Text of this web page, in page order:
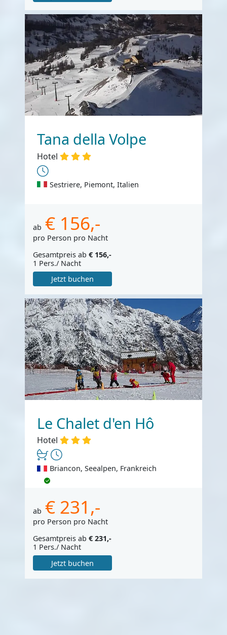
Tana della Volpe
Hotel
Sestriere, Piemont, Italien
ab € 156,-
pro Person pro Nacht
Gesamtpreis ab € 156,-
1 Pers./ Nacht
Jetzt buchen
Le Chalet d'en Hô
Hotel
Briancon, Seealpen, Frankreich
ab € 231,-
pro Person pro Nacht
Gesamtpreis ab € 231,-
1 Pers./ Nacht
Jetzt buchen